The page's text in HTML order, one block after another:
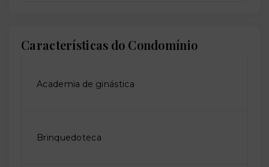
Características do Condomínio
Academia de ginástica
Brinquedoteca